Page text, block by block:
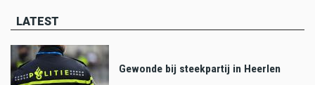
LATEST
Gewonde bij steekpartij in Heerlen